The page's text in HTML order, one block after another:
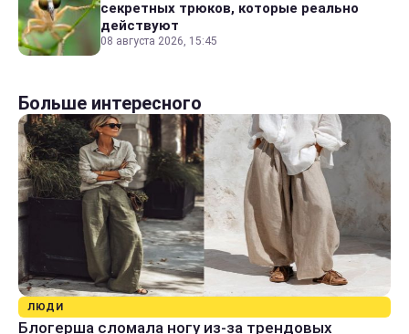
секретных трюков, которые реально
действуют
08 августа 2026, 15:45
Больше интересного
ЛЮДИ
Блогерша сломала ногу из-за трендовых